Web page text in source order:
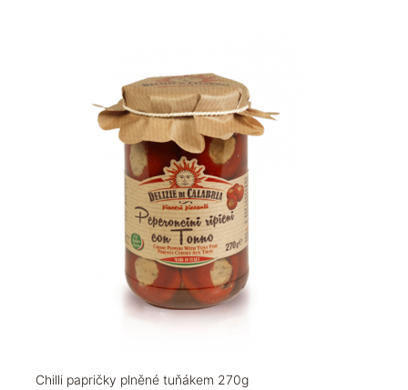
Chilli papričky plněné tuňákem 270g